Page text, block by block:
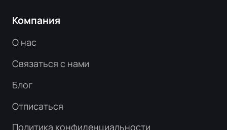
Компания
О нас
Связаться с нами
Блог
Отписаться
Политика конфиденциальности